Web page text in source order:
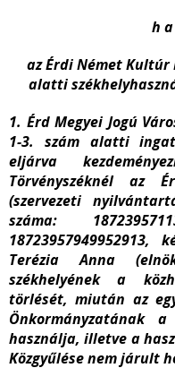
h
az Érdi Német Kultúr
alatti
1. Érd Megyei Jogú
1-3. szám alatti
eljárva
Törvényszéknél az
(szervezeti
száma:
18723957949952913,
Terézia Anna
székhelyének a
törlését, miután az
Önkormányzatának
használja, illetve a
Közgyűlése nem járult